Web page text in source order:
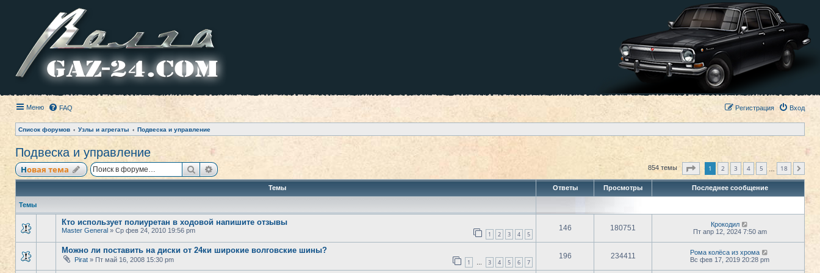
Меню FAQ Вход
Регистрация
Список форумов Узлы и агрегаты Подвеска и управление
Подвеска и управление
Новая тема ПоискРасширенный поиск 854 темы Страница из18
1 2 3 4 5 18
Темы Ответы Просмотры Последнее сообщение
Темы
Кто использует полиуретан в ходовой напишите отзывы
Master General » Ср фев 24, 2010 19:56 pm 1 2 3 4 5
146 180751
Крокодил
Пт апр 12, 2024 7:50 am
Можно ли поставить на диски от 24ки широкие волговские шины?
Pirat » Пт май 16, 2008 15:30 pm 1 … 3 4 5 6 7
196 234411
Рома колёса из хрома
Вс фев 17, 2019 20:28 pm